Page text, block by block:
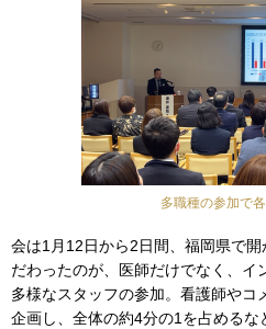
多職種の参加で
会は1月12日から2日間、福岡県で
だわったのが、医師だけでなく、イ
多様なスタッフの参加。看護師やコ
企画し、全体の約4分の1を占めるな